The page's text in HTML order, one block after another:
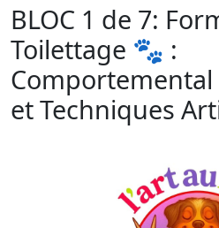
BLOC 1 de 7:
Toilettage 🐾 :
et Techniques